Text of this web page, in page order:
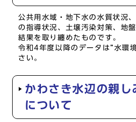
公共用水域・地下水の水質状況
の指導状況、土壌汚染対策、地
結果を取り纏めたものです。
令和4年度以降のデータは”水環
さい。
かわさき水辺の親し
について